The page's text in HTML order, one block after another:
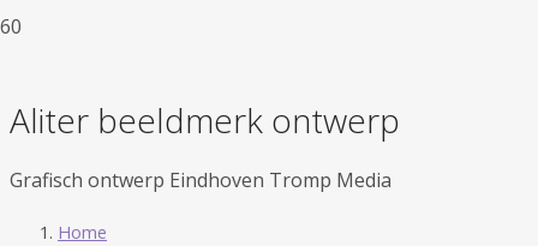
Aliter beeldmerk ontwerp
Grafisch ontwerp Eindhoven Tromp Media
Home